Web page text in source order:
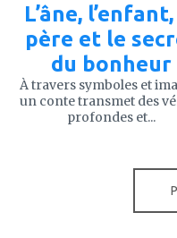
L’âne,
père et le
du bonheur
À travers symboles et
un conte transmet des
profondes et...